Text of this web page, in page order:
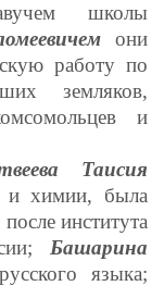
школы
они
работу по
земляков,
и
Таисия
и химии, была
института
Башарина
языка;